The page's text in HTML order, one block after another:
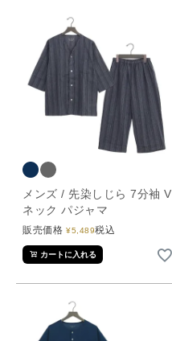
メンズ / 先染しじら 7分袖 V
ネック パジャマ
販売価格 ¥5,489税込
カートに入れる